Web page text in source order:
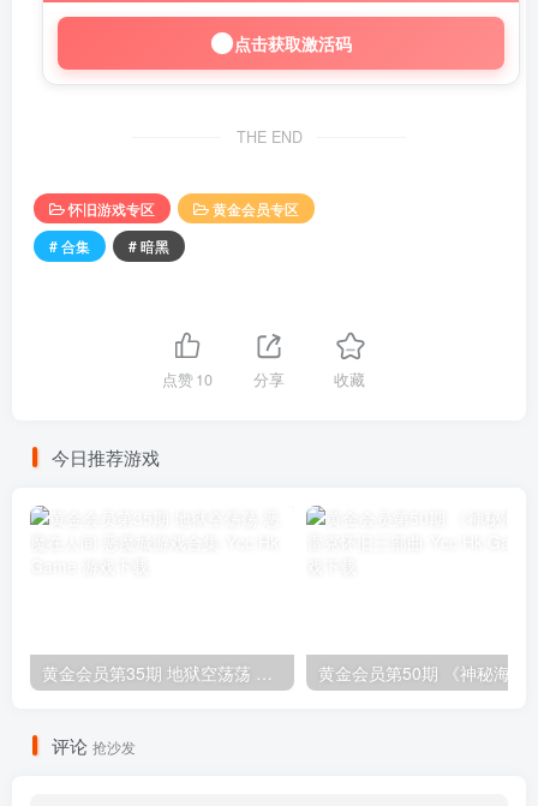
点击获取激活码
THE END
怀旧游戏专区
黄金会员专区
# 合集
# 暗黑
点赞10 分享 收藏
今日推荐游戏
黄金会员第35期 地狱空荡荡 恶魔在人间 恶魔城游戏合集
评论 抢沙发